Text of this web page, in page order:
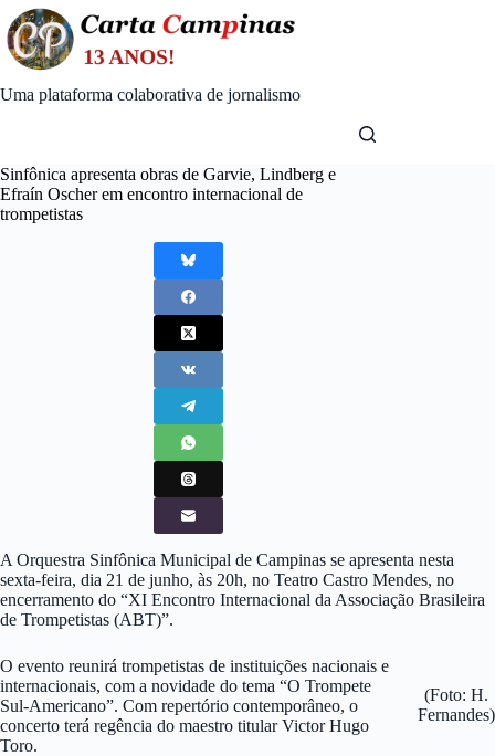
Skip
to
content
Uma plataforma colaborativa de jornalismo
Sinfônica apresenta obras de Garvie, Lindberg e
Efraín Oscher em encontro internacional de
trompetistas
A Orquestra Sinfônica Municipal de Campinas se apresenta nesta
sexta-feira, dia 21 de junho, às 20h, no Teatro Castro Mendes, no
encerramento do “XI Encontro Internacional da Associação Brasileira
de Trompetistas (ABT)”.
(Foto: H.
Fernandes)
O evento reunirá trompetistas de instituições nacionais e
internacionais, com a novidade do tema “O Trompete
Sul-Americano”. Com repertório contemporâneo, o
concerto terá regência do maestro titular Victor Hugo
Toro.